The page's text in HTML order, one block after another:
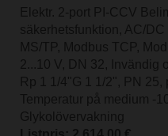
Elektr. 2-port PI-CCV
säkerhetsfunktion, AC/
MS/TP, Modbus TCP,
2...10 V, DN 32, Invändig
Rp 1 1/4"G 1 1/2", PN
Temperatur på medium -
Glykolövervakning